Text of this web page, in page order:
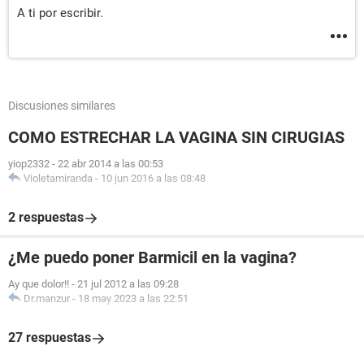
A ti por escribir.
Discusiones similares
COMO ESTRECHAR LA VAGINA SIN CIRUGIAS
yiop2332 - 22 abr 2014 a las 00:53
Violetamiranda - 10 jun 2016 a las 08:48
2 respuestas
¿Me puedo poner Barmicil en la vagina?
Ay que dolor!! - 21 jul 2012 a las 09:28
Dr.manzur - 18 may 2023 a las 22:51
27 respuestas